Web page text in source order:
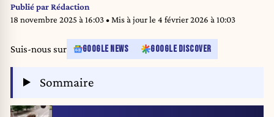
PHOTO VIRGINIE LEFOUR
Publié parRédaction
18 novembre 2025 à 16:03• Mis à jour le 4 février 2026 à 10:03
Suis-nous sur GOOGLE NEWS GOOGLE DISCOVER
Sommaire